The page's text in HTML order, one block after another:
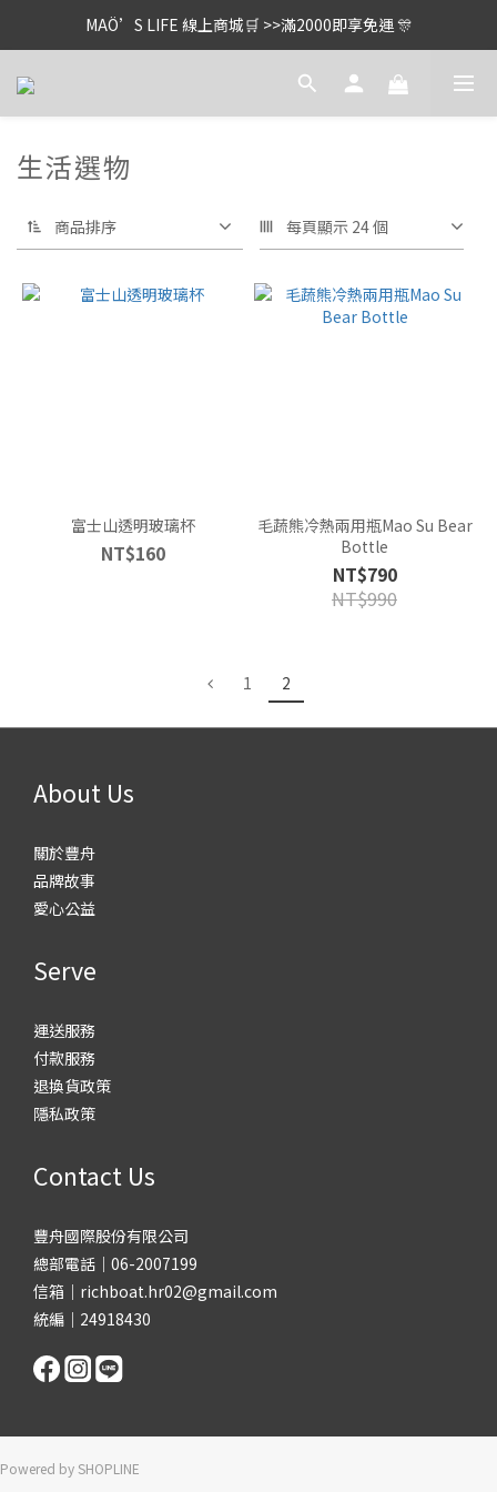
MAÖ’S LIFE 線上商城🛒 >>滿2000即享免運 🎊
生活選物
商品排序 每頁顯示 24 個
富士山透明玻璃杯
NT$160
毛蔬熊冷熱兩用瓶Mao Su Bear
Bottle
NT$790
NT$990
1 2
About Us
關於豐舟
品牌故事
愛心公益
Serve
運送服務
付款服務
退換貨政策
隱私政策
Contact Us
豐舟國際股份有限公司
總部電話｜06-2007199
信箱｜richboat.hr02@gmail.com
統編｜24918430
Powered by SHOPLINE